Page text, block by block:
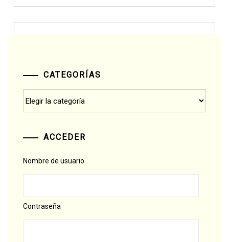
CATEGORÍAS
ACCEDER
Nombre de usuario
Contraseña